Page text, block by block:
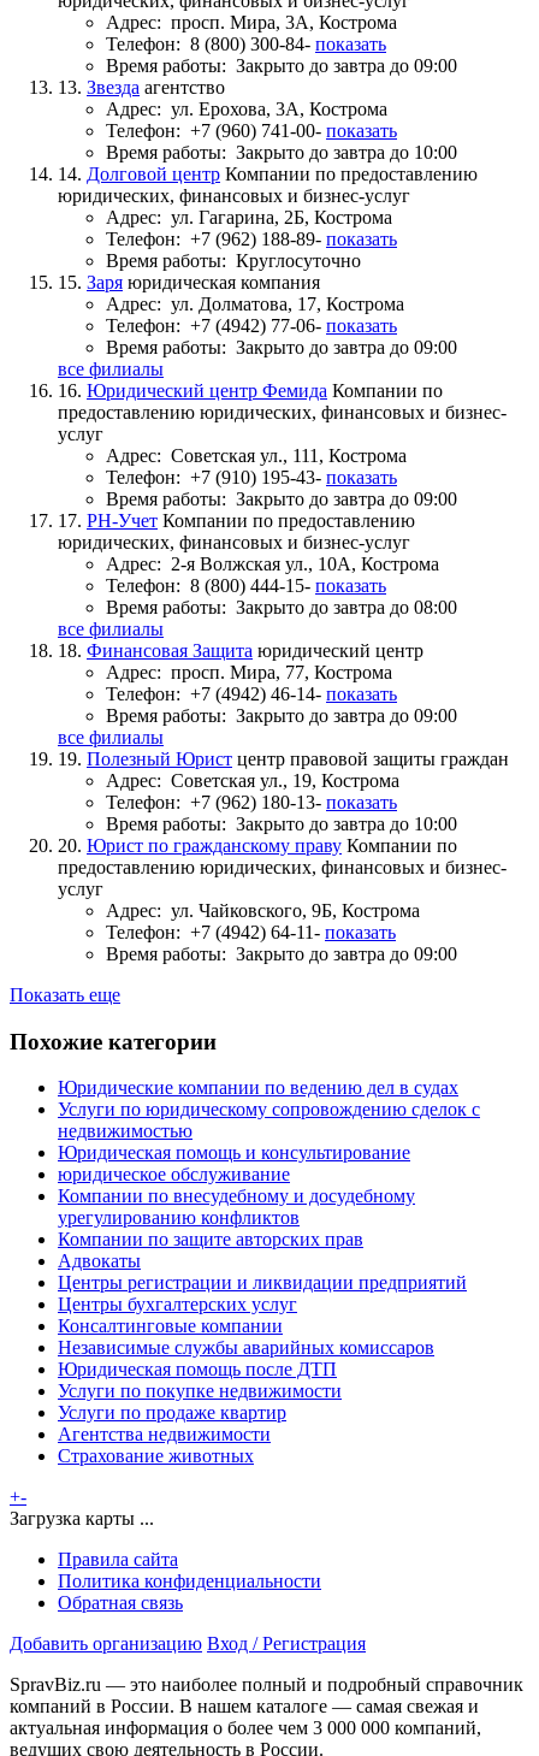
Адрес: просп. Мира, 3А, Кострома
Телефон: 8 (800) 300-84- показать
Время работы: Закрыто до завтра до 09:00
13. Звезда агентство
Адрес: ул. Ерохова, 3А, Кострома
Телефон: +7 (960) 741-00- показать
Время работы: Закрыто до завтра до 10:00
14. Долговой центр Компании по предоставлению
юридических, финансовых и бизнес-услуг
Адрес: ул. Гагарина, 2Б, Кострома
Телефон: +7 (962) 188-89- показать
Время работы: Круглосуточно
15. Заря юридическая компания
Адрес: ул. Долматова, 17, Кострома
Телефон: +7 (4942) 77-06- показать
Время работы: Закрыто до завтра до 09:00
все филиалы
16. Юридический центр Фемида Компании по
предоставлению юридических, финансовых и бизнес-
услуг
Адрес: Советская ул., 111, Кострома
Телефон: +7 (910) 195-43- показать
Время работы: Закрыто до завтра до 09:00
17. РН-Учет Компании по предоставлению
юридических, финансовых и бизнес-услуг
Адрес: 2-я Волжская ул., 10А, Кострома
Телефон: 8 (800) 444-15- показать
Время работы: Закрыто до завтра до 08:00
все филиалы
18. Финансовая Защита юридический центр
Адрес: просп. Мира, 77, Кострома
Телефон: +7 (4942) 46-14- показать
Время работы: Закрыто до завтра до 09:00
все филиалы
19. Полезный Юрист центр правовой защиты граждан
Адрес: Советская ул., 19, Кострома
Телефон: +7 (962) 180-13- показать
Время работы: Закрыто до завтра до 10:00
20. Юрист по гражданскому праву Компании по
предоставлению юридических, финансовых и бизнес-
услуг
Адрес: ул. Чайковского, 9Б, Кострома
Телефон: +7 (4942) 64-11- показать
Время работы: Закрыто до завтра до 09:00
Показать еще
Похожие категории
Юридические компании по ведению дел в судах
Услуги по юридическому сопровождению сделок с
недвижимостью
Юридическая помощь и консультирование
юридическое обслуживание
Компании по внесудебному и досудебному
урегулированию конфликтов
Компании по защите авторских прав
Адвокаты
Центры регистрации и ликвидации предприятий
Центры бухгалтерских услуг
Консалтинговые компании
Независимые службы аварийных комиссаров
Юридическая помощь после ДТП
Услуги по покупке недвижимости
Услуги по продаже квартир
Агентства недвижимости
Страхование животных
+-
Загрузка карты ...
Правила сайта
Политика конфиденциальности
Обратная связь
Добавить организацию Вход / Регистрация
SpravBiz.ru — это наиболее полный и подробный справочник
компаний в России. В нашем каталоге — самая свежая и
актуальная информация о более чем 3 000 000 компаний,
ведущих свою деятельность в России.